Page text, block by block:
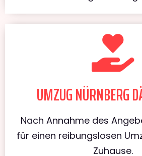
UMZUG NÜRNBERG
Nach Annahme des
für einen reibungslosen
Zuhause.